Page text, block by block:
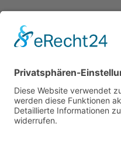
Newsletter
ZUR ANMELDUNG